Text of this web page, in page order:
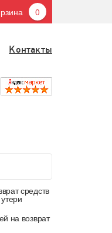
0
Контакты
средств
на возврат